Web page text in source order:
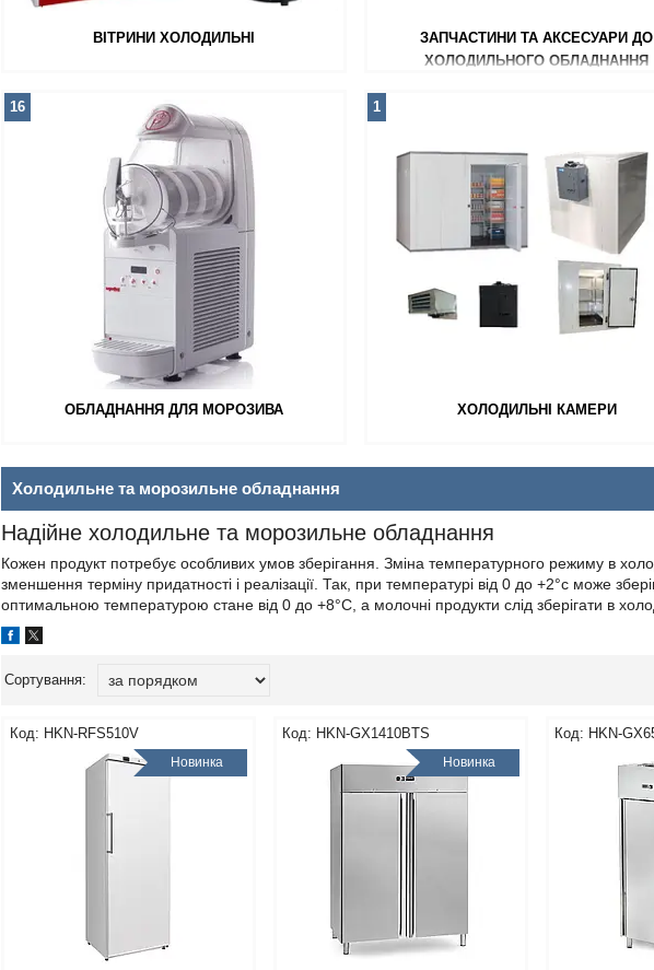
ВІТРИНИ ХОЛОДИЛЬНІ
ЗАПЧАСТИНИ ТА АКСЕСУАРИ ДО
ХОЛОДИЛЬНОГО ОБЛАДНАННЯ
ОБЛАДНАННЯ ДЛЯ МОРОЗИВА
16
ХОЛОДИЛЬНІ КАМЕРИ
1
Холодильне та морозильне обладнання
Надійне холодильне та морозильне обладнання
Кожен продукт потребує особливих умов зберігання. Зміна температурного режиму в
зменшення терміну придатності і реалізації. Так, при температурі від 0 до +2°с може
оптимальною температурою стане від 0 до +8°C, а молочні продукти слід зберігати в
HKN-RFS510V
Новинка
HKN-GX1410BTS
Новинка
HKN-